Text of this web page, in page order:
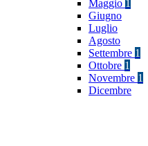
Maggio 1
Giugno
Luglio
Agosto
Settembre 1
Ottobre 1
Novembre 1
Dicembre